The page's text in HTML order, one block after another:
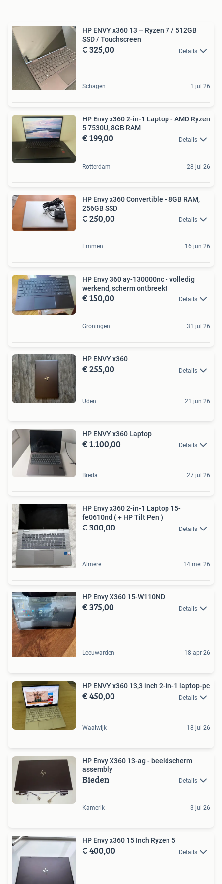
HP ENVY x360 13 – Ryzen 7 / 512GB
SSD / Touchscreen
€ 325,00 Details
Schagen 1 jul 26
HP Envy x360 2-in-1 Laptop - AMD Ryzen
5 7530U, 8GB RAM
€ 199,00 Details
Rotterdam 28 jul 26
HP Envy x360 Convertible - 8GB RAM,
256GB SSD
€ 250,00 Details
Emmen 16 jun 26
HP Envy 360 ay-130000nc - volledig
werkend, scherm ontbreekt
€ 150,00 Details
Groningen 31 jul 26
HP ENVY x360
€ 255,00 Details
Uden 21 jun 26
HP ENVY x360 Laptop
€ 1.100,00 Details
Breda 27 jul 26
HP Envy x360 2-in-1 Laptop 15-
fe0610nd ( + HP Tilt Pen )
€ 300,00 Details
Almere 14 mei 26
HP Envy X360 15-W110ND
€ 375,00 Details
Leeuwarden 18 apr 26
HP ENVY x360 13,3 inch 2-in-1 laptop-pc
€ 450,00 Details
Waalwijk 18 jul 26
HP Envy X360 13-ag - beeldscherm
assembly
Bieden Details
Kamerik 3 jul 26
HP Envy x360 15 Inch Ryzen 5
€ 400,00 Details